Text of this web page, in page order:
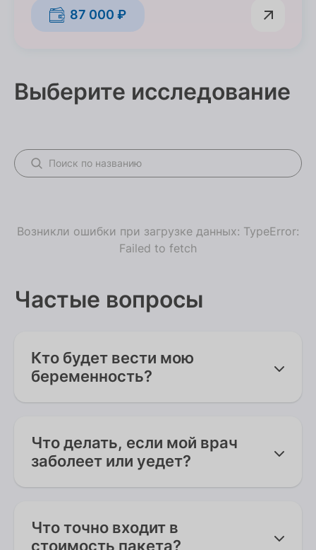
87 000 ₽
Частые вопросы
Кто будет вести мою
беременность?
гинеколог с момента постановки на учет
и до послеродового приема. Это основа
нашего подхода.
Что делать, если мой врач
заболеет или уедет?
заранее познакомят с коллегой, который
будет в курсе всей вашей истории. Мы
Что точно входит в
стоимость пакета?
Выберите исследование
Возникли ошибки при загрузке данных: TypeError:
Failed to fetch